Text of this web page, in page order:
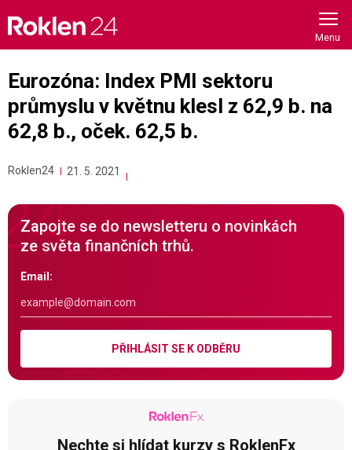
content
Eurozóna: Index PMI sektoru
průmyslu v květnu klesl z 62,9 b. na
62,8 b., oček. 62,5 b.
Roklen24 21. 5. 2021
Zapojte se do newsletteru o novinkách
ze světa finančních trhů.
Email:
PŘIHLÁSIT SE K ODBĚRU
Nechte si hlídat kurzy s RoklenFx